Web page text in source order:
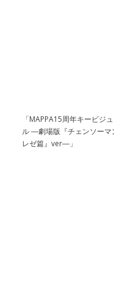
「MAPPA15周年キービジ
ル ―劇場版『チェンソーマ
レゼ篇』ver―」